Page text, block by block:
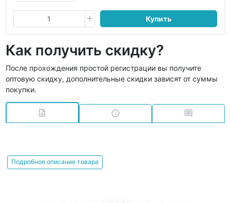
Купить
Как получить скидку?
После прохождения простой регистрации вы получите
оптовую скидку, дополнительные скидки зависят от суммы
покупки.
Подробное описание товара